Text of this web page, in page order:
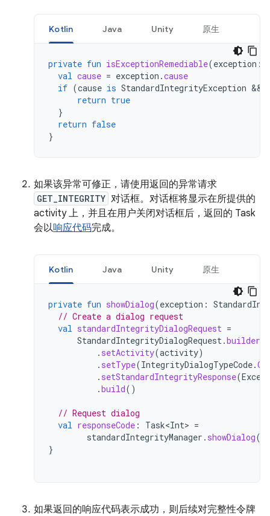
Kotlin Java Unity 原生
private fun isExceptionRemediable(exception :
val cause = exception .cause
if (cause is StandardIntegrityException &&
return true
}
return false
}
如果该异常可修正，请使用返回的异常请求
GET_INTEGRITY 对话框。对话框将显示在所提供的
activity 上，并且在用户关闭对话框后，返回的 Task
会以响应代码完成。
Kotlin Java Unity 原生
private fun showDialog(exception :
// Create a dialog request
val standardIntegrityDialogRequest =
StandardIntegrityDialogRequest.builder
. setActivity(activity)
. setType(IntegrityDialogTypeCode.
. setStandardIntegrityResponse(
.build()
// Request dialog
val responseCode : Task<Int> =
standardIntegrityManager . showDialog(
}
如果返回的响应代码表示成功，则后续对完整性令牌